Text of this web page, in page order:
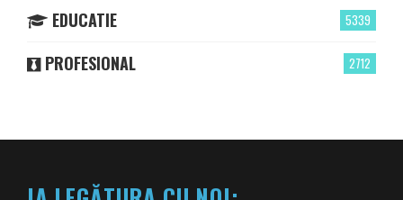
5339
EDUCATIE
2712
PROFESIONAL